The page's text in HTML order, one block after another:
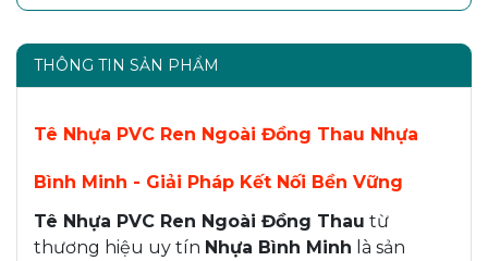
THÔNG TIN SẢN PHẨM
Tê Nhựa PVC Ren Ngoài Đồng Thau Nhựa
Bình Minh - Giải Pháp Kết Nối Bền Vững
Tê Nhựa PVC Ren Ngoài Đồng Thau từ
thương hiệu uy tín Nhựa Bình Minh là sản